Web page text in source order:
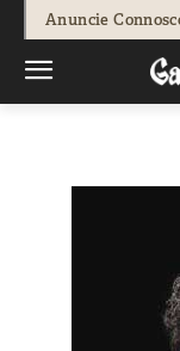
Anuncie
Redação - 8 de